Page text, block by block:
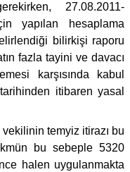
27.08.2011-
yapılan hesaplama
bilirkişi raporu
fazla tayini ve davacı
karşısında kabul
itibaren yasal
vekilinin temyiz itirazı bu
bu sebeple 5320
halen uygulanmakta